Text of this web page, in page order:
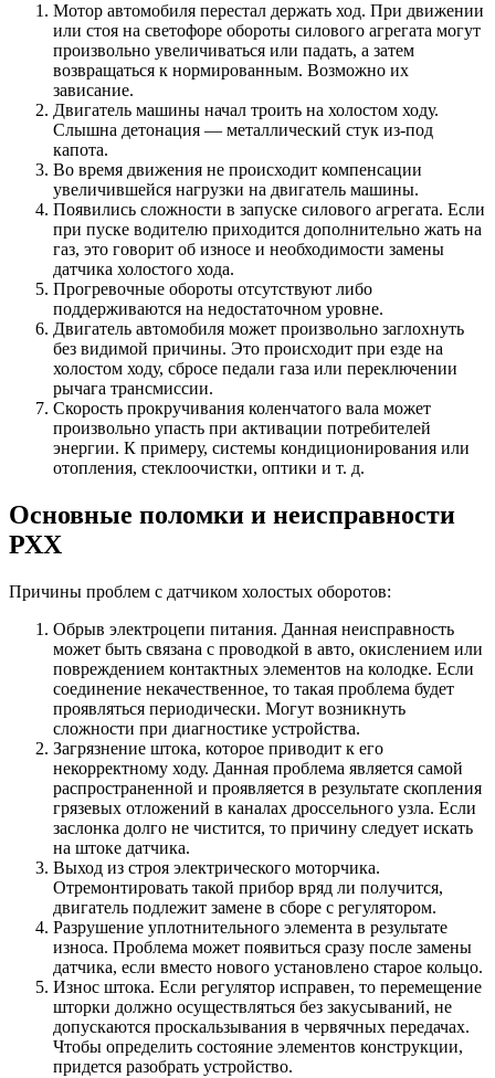
Мотор автомобиля перестал держать ход. При движении
или стоя на светофоре обороты силового агрегата могут
произвольно увеличиваться или падать, а затем
возвращаться к нормированным. Возможно их
зависание.
Двигатель машины начал троить на холостом ходу.
Слышна детонация — металлический стук из-под
капота.
Во время движения не происходит компенсации
увеличившейся нагрузки на двигатель машины.
Появились сложности в запуске силового агрегата. Если
при пуске водителю приходится дополнительно жать на
газ, это говорит об износе и необходимости замены
датчика холостого хода.
Прогревочные обороты отсутствуют либо
поддерживаются на недостаточном уровне.
Двигатель автомобиля может произвольно заглохнуть
без видимой причины. Это происходит при езде на
холостом ходу, сбросе педали газа или переключении
рычага трансмиссии.
Скорость прокручивания коленчатого вала может
произвольно упасть при активации потребителей
энергии. К примеру, системы кондиционирования или
отопления, стеклоочистки, оптики и т. д.
Основные поломки и неисправности
РХХ
Причины проблем с датчиком холостых оборотов:
Обрыв электроцепи питания. Данная неисправность
может быть связана с проводкой в авто, окислением или
повреждением контактных элементов на колодке. Если
соединение некачественное, то такая проблема будет
проявляться периодически. Могут возникнуть
сложности при диагностике устройства.
Загрязнение штока, которое приводит к его
некорректному ходу. Данная проблема является самой
распространенной и проявляется в результате скопления
грязевых отложений в каналах дроссельного узла. Если
заслонка долго не чистится, то причину следует искать
на штоке датчика.
Выход из строя электрического моторчика.
Отремонтировать такой прибор вряд ли получится,
двигатель подлежит замене в сборе с регулятором.
Разрушение уплотнительного элемента в результате
износа. Проблема может появиться сразу после замены
датчика, если вместо нового установлено старое кольцо.
Износ штока. Если регулятор исправен, то перемещение
шторки должно осуществляться без закусываний, не
допускаются проскальзывания в червячных передачах.
Чтобы определить состояние элементов конструкции,
придется разобрать устройство.